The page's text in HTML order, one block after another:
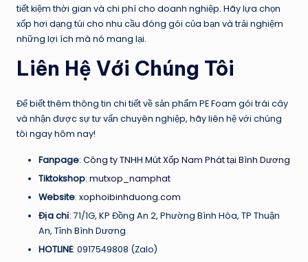
tiết kiệm thời gian và chi phí cho doanh nghiệp. Hãy lựa chọn
xốp hơi dạng túi cho nhu cầu đóng gói của bạn và trải nghiệm
những lợi ích mà nó mang lại.
Liên Hệ Với Chúng Tôi
Để biết thêm thông tin chi tiết về sản phẩm PE Foam gói trái cây
và nhận được sự tư vấn chuyên nghiệp, hãy liên hệ với chúng
tôi ngay hôm nay!
Fanpage: Công ty TNHH Mút Xốp Nam Phát tại Bình Dương
Tiktokshop: mutxop_namphat
Website: xophoibinhduong.com
Địa chỉ: 71/1G, KP Đồng An 2, Phường Bình Hòa, TP Thuận
An, Tỉnh Bình Dương
HOTLINE: 0917549808 (Zalo)